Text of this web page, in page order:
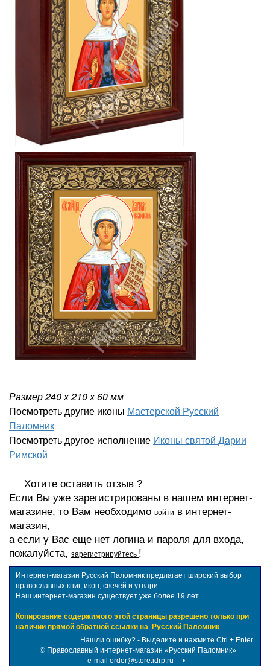
Размер 240 х 210 х 60мм
Посмотреть другие иконы Мастерской Русский
Паломник
Посмотреть другое исполнение Иконы святой Дарии
Римской
Хотите оставить отзыв ?
Если Вы уже зарегистрированы в нашем интернет-
магазине, то Вам необходимо войти в интернет-
магазин,
а если у Вас еще нет логина и пароля для входа,
пожалуйста, зарегистрируйтесь !
Интернет-магазин Русский Паломник предлагает широкий выбор
православных книг, икон, свечей и утвари.
Наш интернет-магазин существует уже более 19 лет.
Копирование содержимого этой страницы разрешено только при
наличии прямой обратной ссылки на Русский Паломник
Нашли ошибку? - Выделите и нажмите Ctrl + Enter.
© Православный интернет-магазин «Русский Паломник»
e-mail order@store.idrp.ru •